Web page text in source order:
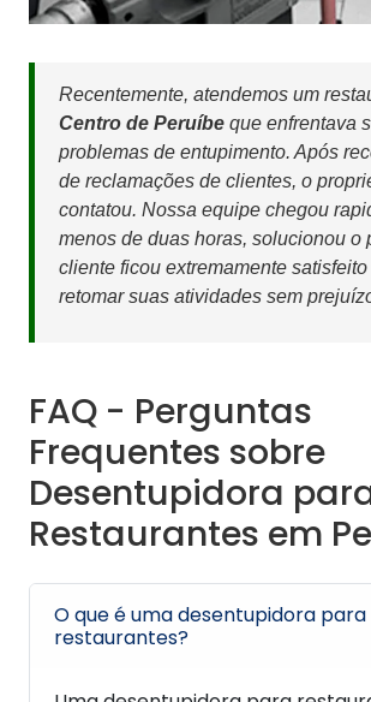
Recentemente, atendemos um
Centro de Peruíbe que enfrentava
problemas de entupimento. Após
de reclamações de clientes, o
contatou. Nossa equipe chegou
menos de duas horas, solucionou o
cliente ficou extremamente
retomar suas atividades sem
FAQ - Perguntas
Frequentes sobre
Desentupidora
Restaurantes em
O que é uma desentupidora para
restaurantes?